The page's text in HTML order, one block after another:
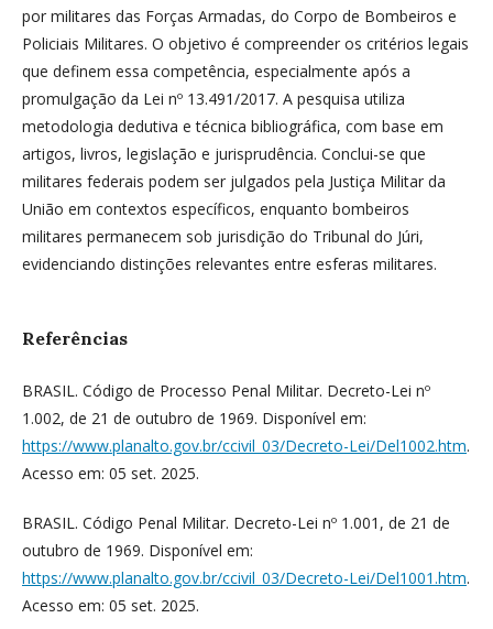
por militares das Forças Armadas, do Corpo de Bombeiros e
Policiais Militares. O objetivo é compreender os critérios legais
que definem essa competência, especialmente após a
promulgação da Lei nº 13.491/2017. A pesquisa utiliza
metodologia dedutiva e técnica bibliográfica, com base em
artigos, livros, legislação e jurisprudência. Conclui-se que
militares federais podem ser julgados pela Justiça Militar da
União em contextos específicos, enquanto bombeiros
militares permanecem sob jurisdição do Tribunal do Júri,
evidenciando distinções relevantes entre esferas militares.
Referências
BRASIL. Código de Processo Penal Militar. Decreto-Lei nº
1.002, de 21 de outubro de 1969. Disponível em:
https://www.planalto.gov.br/ccivil_03/Decreto-Lei/Del1002.htm.
Acesso em: 05 set. 2025.
BRASIL. Código Penal Militar. Decreto-Lei nº 1.001, de 21 de
outubro de 1969. Disponível em:
https://www.planalto.gov.br/ccivil_03/Decreto-Lei/Del1001.htm.
Acesso em: 05 set. 2025.